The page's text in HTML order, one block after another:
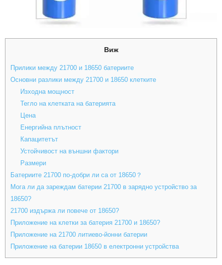
Виж
Прилики между 21700 и 18650 батериите
Основни разлики между 21700 и 18650 клетките
Изходна мощност
Тегло на клетката на батерията
Цена
Енергийна плътност
Капацитетът
Устойчивост на външни фактори
Размери
Батериите 21700 по-добри ли са от 18650？
Мога ли да зареждам батерии 21700 в зарядно устройство за
18650?
21700 издържа ли повече от 18650?
Приложение на клетки за батерия 21700 и 18650?
Приложение на 21700 литиево-йонни батерии
Приложение на батерии 18650 в електронни устройства